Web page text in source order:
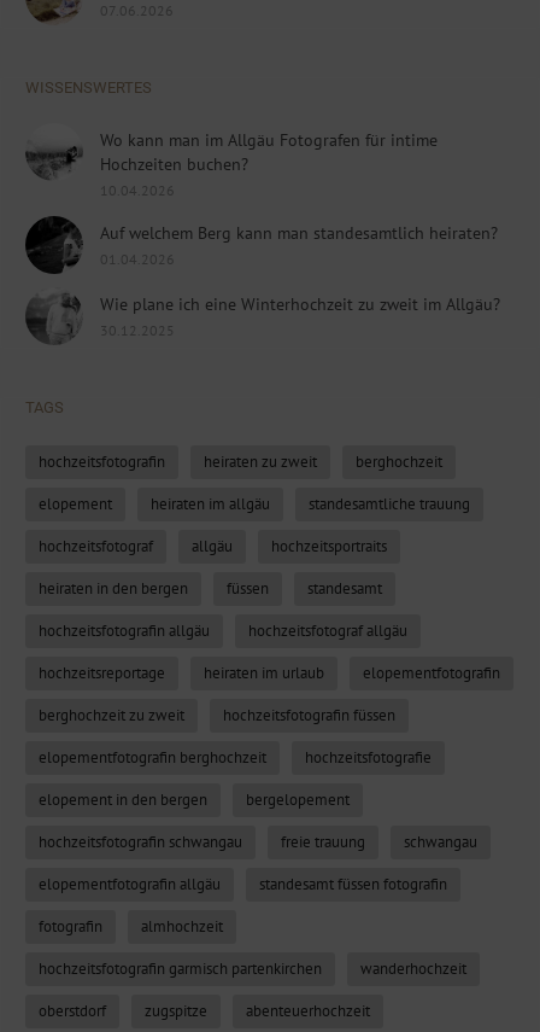
07.06.2026
WISSENSWERTES
Wo kann man im Allgäu Fotografen für intime
Hochzeiten buchen?
10.04.2026
Auf welchem Berg kann man standesamtlich heiraten?
01.04.2026
Wie plane ich eine Winterhochzeit zu zweit im Allgäu?
30.12.2025
TAGS
hochzeitsfotografin heiraten zu zweit berghochzeit
elopement heiraten im allgäu standesamtliche trauung
hochzeitsfotograf allgäu hochzeitsportraits
heiraten in den bergen füssen standesamt
hochzeitsfotografin allgäu hochzeitsfotograf allgäu
hochzeitsreportage heiraten im urlaub elopementfotografin
berghochzeit zu zweit hochzeitsfotografin füssen
elopementfotografin berghochzeit hochzeitsfotografie
elopement in den bergen bergelopement
hochzeitsfotografin schwangau freie trauung schwangau
elopementfotografin allgäu standesamt füssen fotografin
fotografin almhochzeit
hochzeitsfotografin garmisch partenkirchen wanderhochzeit
oberstdorf zugspitze abenteuerhochzeit